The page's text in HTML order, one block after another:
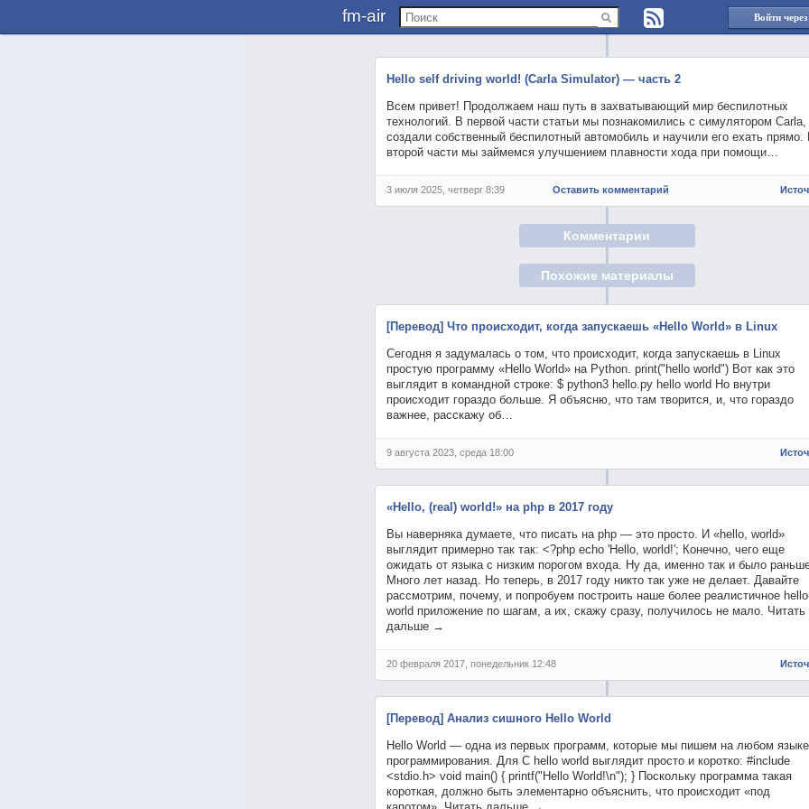
fm-air Войти
Hello self driving world! (Carla Simulator) — часть 2
Всем привет! Продолжаем наш путь в захватывающий мир беспилотных
технологий. В первой части статьи мы познакомились с симулятором Carla,
создали собственный беспилотный автомобиль и научили его ехать прямо.
второй части мы займемся улучшением плавности хода при помощи…
3 июля 2025, четверг 8:39 Оставить комментарий
Комментарии
Похожие материалы
[Перевод] Что происходит, когда запускаешь «Hello World» в Linux
Сегодня я задумалась о том, что происходит, когда запускаешь в Linux
простую программу «Hello World» на Python. print("hello world") Вот как это
выглядит в командной строке: $ python3 hello.py hello world Но внутри
происходит гораздо больше. Я объясню, что там творится, и, что гораздо
важнее, расскажу об…
9 августа 2023, среда 18:00
«Hello, (real) world!» на php в 2017 году
Вы наверняка думаете, что писать на php — это просто. И «hello, world»
выглядит примерно так так: <?php echo 'Hello, world!'; Конечно, чего еще
ожидать от языка с низким порогом входа. Ну да, именно так и было
Много лет назад. Но теперь, в 2017 году никто так уже не делает. Давайте
рассмотрим, почему, и попробуем построить наше более реалистичное
world приложение по шагам, а их, скажу сразу, получилось не мало. Читать
дальше →
20 февраля 2017, понедельник 12:48
[Перевод] Анализ сишного Hello World
Hello World — одна из первых программ, которые мы пишем на любом языке
программирования. Для C hello world выглядит просто и коротко: #include
<stdio.h> void main() { printf("Hello World!\n"); } Поскольку программа такая
короткая, должно быть элементарно объяснить, что происходит «под